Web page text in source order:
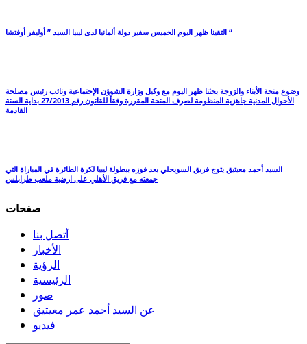
التقينا ظهر اليوم الخميس سفير دولة ألمانيا لدى ليبيا السيد ” أوليفر أوفتشا “
وضوع منحة الأبناء والزوجة بحثنا ظهر اليوم مع وكيل وزارة الشوؤن الإجتماعية ونائب رئيس مصلحة
الأحوال المدنية جاهزية المنظومة لصرف المنحة المقررة وفقاً للقانون رقم 27/2013 بداية السنة
القادمة
السيد أحمد معيتيق يتوج فريق السويحلي بعد فوزه ببطولة ليبيا لكرة الطائرة في المباراة التي
جمعته مع فريق الأهلي على ارضية ملعب طرابلس
صفحات
أتصل بنا
الأخبار
الرؤية
الرئيسية
صور
عن السيد أحمد عمر معيتيق
فيديو